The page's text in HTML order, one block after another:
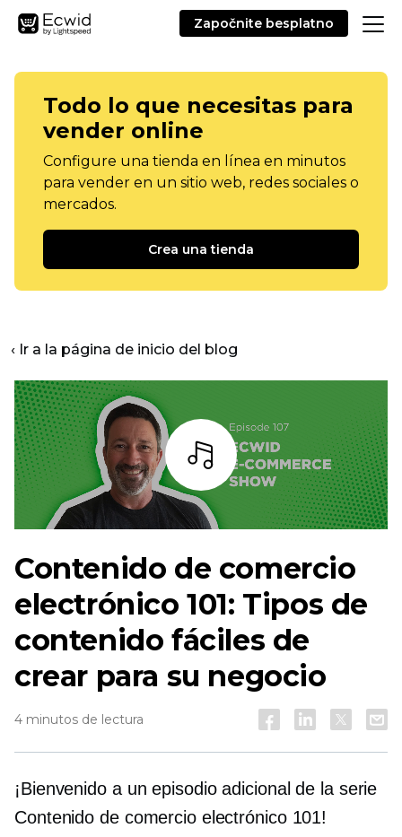
Započnite besplatno
Todo lo que necesitas para
vender online
Configure una tienda en línea en minutos
para vender en un sitio web, redes sociales o
mercados.
Crea una tienda
‹ Ir a la página de inicio del blog
Escuchar
Contenido de comercio
electrónico 101: Tipos de
contenido fáciles de
crear para su negocio
4 minutos de lectura
¡Bienvenido a un episodio adicional de la serie
Contenido de comercio electrónico 101!